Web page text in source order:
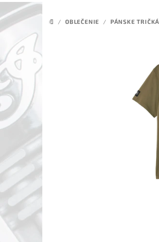
DOMOV
/ OBLEČENIE / PÁNSKE TRIČKÁ